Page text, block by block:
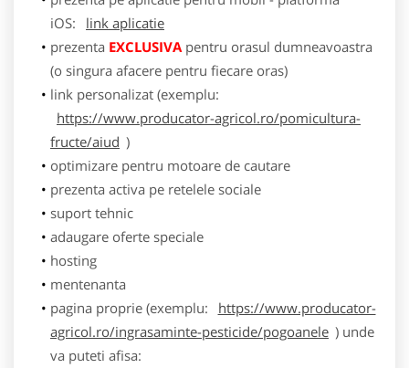
iOS:
link aplicatie
prezenta EXCLUSIVApentru orasul dumneavoastra
(o singura afacere pentru fiecare oras)
link personalizat (exemplu:
https://www.producator-agricol.ro/pomicultura-
fructe/aiud )
optimizare pentru motoare de cautare
prezenta activa pe retelele sociale
suport tehnic
adaugare oferte speciale
hosting
mentenanta
pagina proprie (exemplu:
https://www.producator-
agricol.ro/ingrasaminte-pesticide/pogoanele ) unde
va puteti afisa: